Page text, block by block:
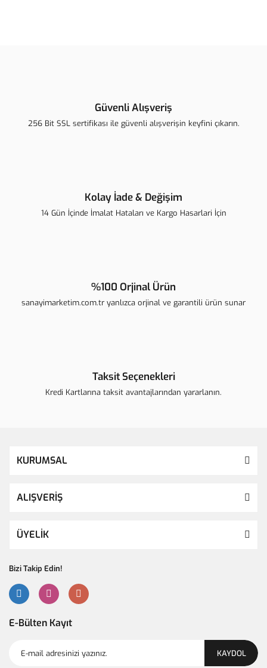
Ürün açıklamasında eksik bilgiler bulunuyor.
Güvenli Alışveriş
256 Bit SSL sertifikası ile güvenli alışverişin keyfini çıkarın.
Kolay İade & Değişim
14 Gün İçinde İmalat Hataları ve Kargo Hasarlari İçin
%100 Orjinal Ürün
sanayimarketim.com.tr yanlızca orjinal ve garantili ürün sunar
Taksit Seçenekleri
Kredi Kartlarına taksit avantajlarından yararlanın.
KURUMSAL
ALIŞVERİŞ
ÜYELİK
Bizi Takip Edin!
E-Bülten Kayıt
KAYDOL